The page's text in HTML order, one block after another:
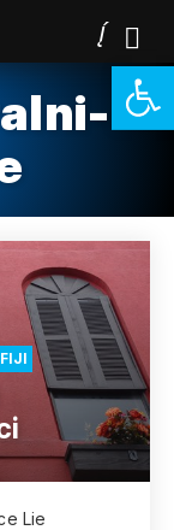
Lie